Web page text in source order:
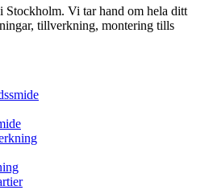
Vi tar hand om hela ditt
tillverkning, montering tills